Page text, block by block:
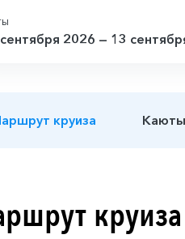
2026 — 13
круиза Каюты
круиза